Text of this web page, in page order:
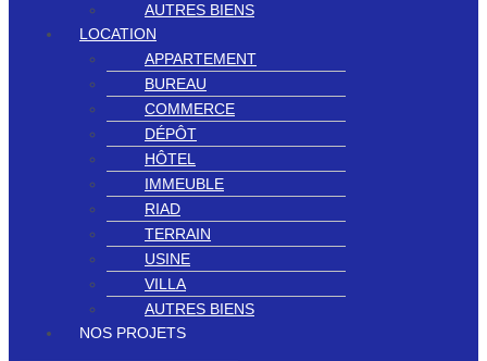
AUTRES BIENS
LOCATION
APPARTEMENT
BUREAU
COMMERCE
DÉPÔT
HÔTEL
IMMEUBLE
RIAD
TERRAIN
USINE
VILLA
AUTRES BIENS
NOS PROJETS